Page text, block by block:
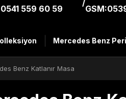
559 60 59
/
Mercedes Benz
Benz Katlanır Masa